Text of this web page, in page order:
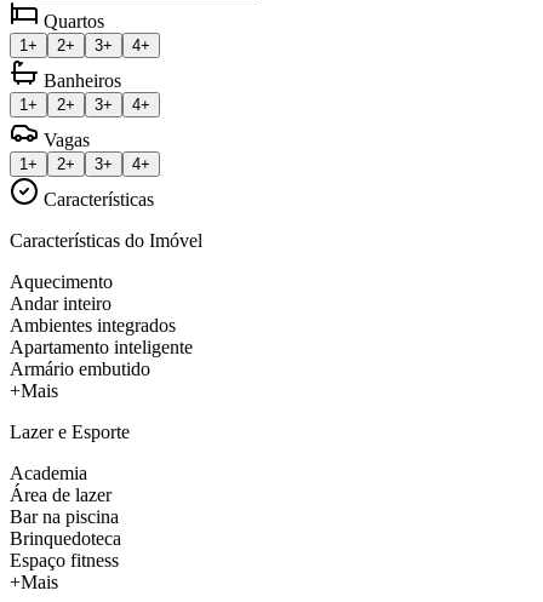
Quartos
1+ 2+ 3+ 4+
Banheiros
1+ 2+ 3+ 4+
Vagas
1+ 2+ 3+ 4+
Características
Características do Imóvel
Aquecimento
Andar inteiro
Ambientes integrados
Apartamento inteligente
Armário embutido
+Mais
Lazer e Esporte
Academia
Área de lazer
Bar na piscina
Brinquedoteca
Espaço fitness
+Mais